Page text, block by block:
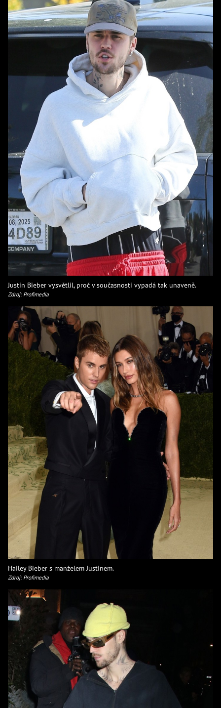
Justin Bieber vysvětlil, proč v současnosti vypadá tak unaveně.
Zdroj: Profimedia
Hailey Bieber s manželem Justinem.
Zdroj: Profimedia